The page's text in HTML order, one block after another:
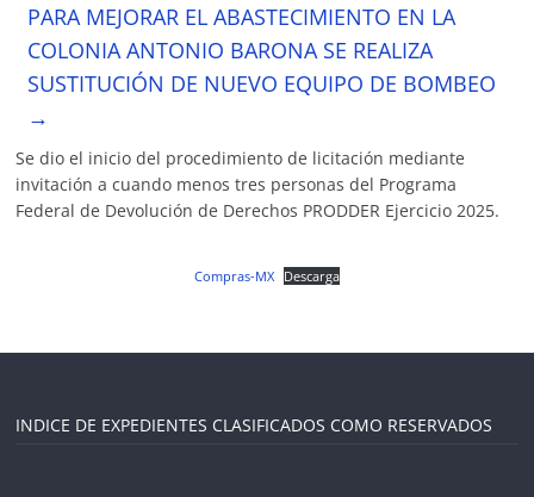
PARA MEJORAR EL ABASTECIMIENTO EN LA
COLONIA ANTONIO BARONA SE REALIZA
SUSTITUCIÓN DE NUEVO EQUIPO DE BOMBEO
→
Se dio el inicio del procedimiento de licitación mediante
invitación a cuando menos tres personas del Programa
Federal de Devolución de Derechos PRODDER Ejercicio 2025.
Compras-MX Descarga
INDICE DE EXPEDIENTES CLASIFICADOS COMO RESERVADOS